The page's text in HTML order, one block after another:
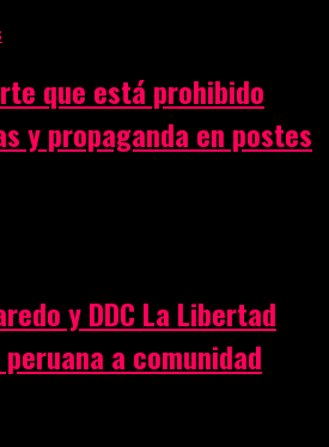
que está prohibido
y propaganda en postes
y DDC La Libertad
a comunidad